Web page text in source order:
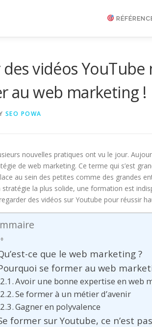
vidéos YouTube
au web marketing !
SEO POWA
nouvelles pratiques ont vu le jour.
de web marketing. Ce terme qui s’est
au sein des petites comme des grandes
la plus solide, une formation est
des vidéos sur Youtube pour réussir
ce que le web marketing ?
se former au web
Avoir une bonne expertise en web
Se former à un métier d’avenir
Gagner en polyvalence
former sur Youtube, ce n’est